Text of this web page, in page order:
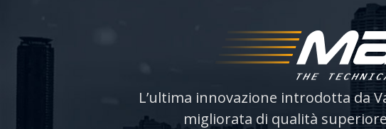
L’ultima innovazione introdotta da
migliorata di qualità